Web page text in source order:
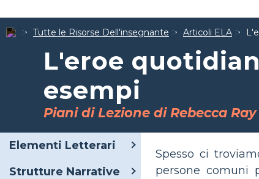
Tutte le Risorse Dell'insegnante Articoli ELA
L'eroe
esempi
Piani di Lezione di Rebecca Ray
Elementi Letterari
Strutture Narrative
Spesso ci
persone comuni